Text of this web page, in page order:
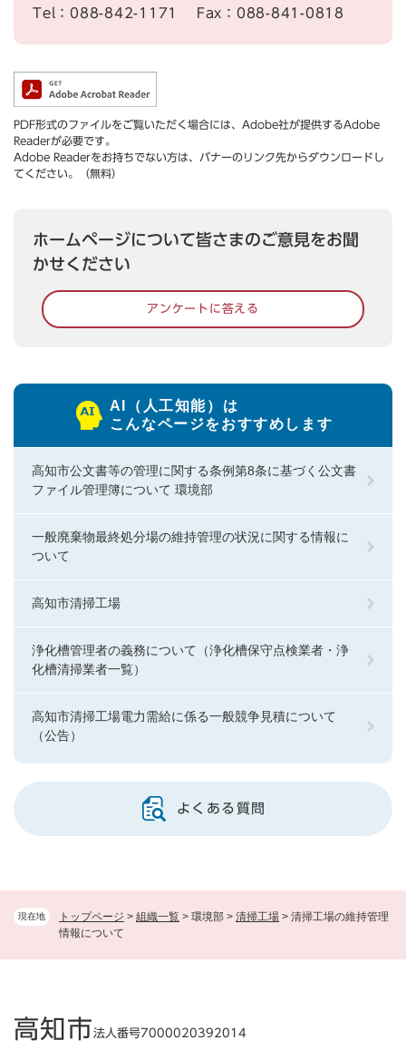
現在地 トップページ > 組織一覧 > 環境部 > 清掃工場 > 清掃工場の維持管理
情報について
Tel：088-842-1171
Fax：088-841-0818
PDF形式のファイルをご覧いただく場合には、Adobe社が提供するAdobe
Readerが必要です。
Adobe Readerをお持ちでない方は、バナーのリンク先からダウンロードし
てください。（無料）
ホームページについて皆さまのご意見をお聞
かせください
アンケートに答える
AI（人工知能）は
こんなページをおすすめします
高知市公文書等の管理に関する条例第8条に基づく公文書
ファイル管理簿について 環境部
一般廃棄物最終処分場の維持管理の状況に関する情報に
ついて
高知市清掃工場
浄化槽管理者の義務について（浄化槽保守点検業者・浄
化槽清掃業者一覧）
高知市清掃工場電力需給に係る一般競争見積について
（公告）
よくある質問
高知市法人番号7000020392014